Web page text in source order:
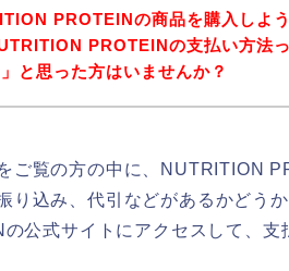
PROTEINの商品を購入しよ
PROTEINの支払い方法
と思った方はいませんか？
ご覧の方の中に、NUTRITION
り込み、代引などがあるかどう
公式サイトにアクセスして、支